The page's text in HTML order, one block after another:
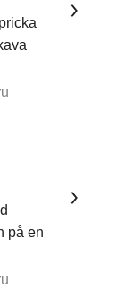
på en